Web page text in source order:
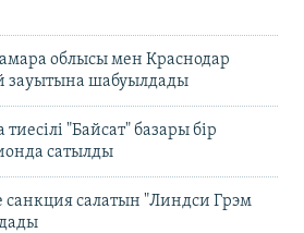
облысы мен Краснодар
зауытына шабуылдады
"Байсат" базары бір
сатылды
салатын "Линдси Грэм